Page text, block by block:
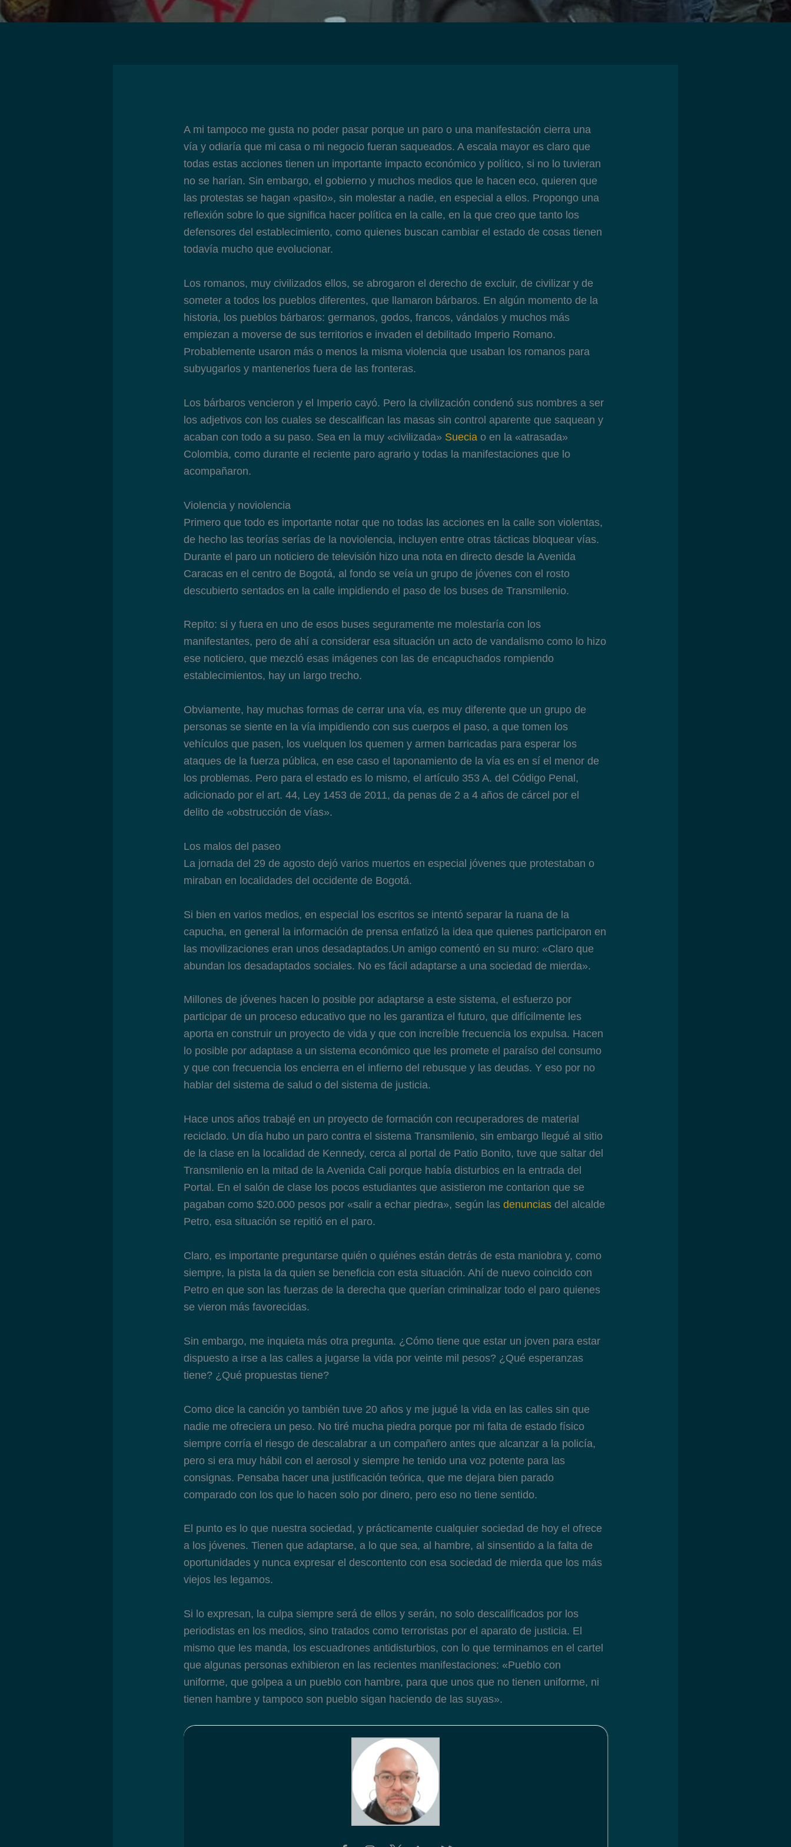
A mi tampoco me gusta no poder pasar porque un paro o una manifestación cierra una
vía y odiaría que mi casa o mi negocio fueran saqueados. A escala mayor es claro que
todas estas acciones tienen un importante impacto económico y político, si no lo tuvieran
no se harían. Sin embargo, el gobierno y muchos medios que le hacen eco, quieren que
las protestas se hagan «pasito», sin molestar a nadie, en especial a ellos. Propongo una
reflexión sobre lo que significa hacer política en la calle, en la que creo que tanto los
defensores del establecimiento, como quienes buscan cambiar el estado de cosas tienen
todavía mucho que evolucionar.
Los romanos, muy civilizados ellos, se abrogaron el derecho de excluir, de civilizar y de
someter a todos los pueblos diferentes, que llamaron bárbaros. En algún momento de la
historia, los pueblos bárbaros: germanos, godos, francos, vándalos y muchos más
empiezan a moverse de sus territorios e invaden el debilitado Imperio Romano.
Probablemente usaron más o menos la misma violencia que usaban los romanos para
subyugarlos y mantenerlos fuera de las fronteras.
Los bárbaros vencieron y el Imperio cayó. Pero la civilización condenó sus nombres a ser
los adjetivos con los cuales se descalifican las masas sin control aparente que saquean y
acaban con todo a su paso. Sea en la muy «civilizada» Suecia o en la «atrasada»
Colombia, como durante el reciente paro agrario y todas la manifestaciones que lo
acompañaron.
Violencia y noviolencia
Primero que todo es importante notar que no todas las acciones en la calle son violentas,
de hecho las teorías serías de la noviolencia, incluyen entre otras tácticas bloquear vías.
Durante el paro un noticiero de televisión hizo una nota en directo desde la Avenida
Caracas en el centro de Bogotá, al fondo se veía un grupo de jóvenes con el rosto
descubierto sentados en la calle impidiendo el paso de los buses de Transmilenio.
Repito: si y fuera en uno de esos buses seguramente me molestaría con los
manifestantes, pero de ahí a considerar esa situación un acto de vandalismo como lo hizo
ese noticiero, que mezcló esas imágenes con las de encapuchados rompiendo
establecimientos, hay un largo trecho.
Obviamente, hay muchas formas de cerrar una vía, es muy diferente que un grupo de
personas se siente en la vía impidiendo con sus cuerpos el paso, a que tomen los
vehículos que pasen, los vuelquen los quemen y armen barricadas para esperar los
ataques de la fuerza pública, en ese caso el taponamiento de la vía es en sí el menor de
los problemas. Pero para el estado es lo mismo, el artículo 353 A. del Código Penal,
adicionado por el art. 44, Ley 1453 de 2011, da penas de 2 a 4 años de cárcel por el
delito de «obstrucción de vías».
Los malos del paseo
La jornada del 29 de agosto dejó varios muertos en especial jóvenes que protestaban o
miraban en localidades del occidente de Bogotá.
Si bien en varios medios, en especial los escritos se intentó separar la ruana de la
capucha, en general la información de prensa enfatizó la idea que quienes participaron en
las movilizaciones eran unos desadaptados.Un amigo comentó en su muro: «Claro que
abundan los desadaptados sociales. No es fácil adaptarse a una sociedad de mierda».
Millones de jóvenes hacen lo posible por adaptarse a este sistema, el esfuerzo por
participar de un proceso educativo que no les garantiza el futuro, que difícilmente les
aporta en construir un proyecto de vida y que con increíble frecuencia los expulsa. Hacen
lo posible por adaptase a un sistema económico que les promete el paraíso del consumo
y que con frecuencia los encierra en el infierno del rebusque y las deudas. Y eso por no
hablar del sistema de salud o del sistema de justicia.
Hace unos años trabajé en un proyecto de formación con recuperadores de material
reciclado. Un día hubo un paro contra el sistema Transmilenio, sin embargo llegué al sitio
de la clase en la localidad de Kennedy, cerca al portal de Patio Bonito, tuve que saltar del
Transmilenio en la mitad de la Avenida Cali porque había disturbios en la entrada del
Portal. En el salón de clase los pocos estudiantes que asistieron me contarion que se
pagaban como $20.000 pesos por «salir a echar piedra», según lasdenuncias del alcalde
Petro, esa situación se repitió en el paro.
Claro, es importante preguntarse quién o quiénes están detrás de esta maniobra y, como
siempre, la pista la da quien se beneficia con esta situación. Ahí de nuevo coincido con
Petro en que son las fuerzas de la derecha que querían criminalizar todo el paro quienes
se vieron más favorecidas.
Sin embargo, me inquieta más otra pregunta. ¿Cómo tiene que estar un joven para estar
dispuesto a irse a las calles a jugarse la vida por veinte mil pesos? ¿Qué esperanzas
tiene? ¿Qué propuestas tiene?
Como dice la canción yo también tuve 20 años y me jugué la vida en las calles sin que
nadie me ofreciera un peso. No tiré mucha piedra porque por mi falta de estado físico
siempre corría el riesgo de descalabrar a un compañero antes que alcanzar a la policía,
pero si era muy hábil con el aerosol y siempre he tenido una voz potente para las
consignas. Pensaba hacer una justificación teórica, que me dejara bien parado
comparado con los que lo hacen solo por dinero, pero eso no tiene sentido.
El punto es lo que nuestra sociedad, y prácticamente cualquier sociedad de hoy el ofrece
a los jóvenes. Tienen que adaptarse, a lo que sea, al hambre, al sinsentido a la falta de
oportunidades y nunca expresar el descontento con esa sociedad de mierda que los más
viejos les legamos.
Si lo expresan, la culpa siempre será de ellos y serán, no solo descalificados por los
periodistas en los medios, sino tratados como terroristas por el aparato de justicia. El
mismo que les manda, los escuadrones antidisturbios, con lo que terminamos en el cartel
que algunas personas exhibieron en las recientes manifestaciones: «Pueblo con
uniforme, que golpea a un pueblo con hambre, para que unos que no tienen uniforme, ni
tienen hambre y tampoco son pueblo sigan haciendo de las suyas».